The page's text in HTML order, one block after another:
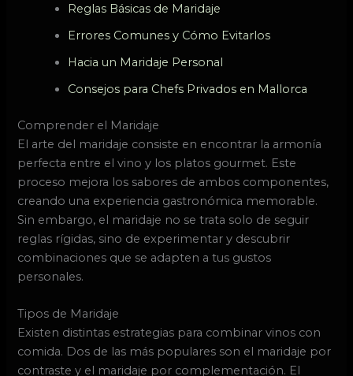
Reglas Básicas de Maridaje
Errores Comunes y Cómo Evitarlos
Hacia un Maridaje Personal
Consejos para Chefs Privados en Mallorca
Comprender el Maridaje
El arte del maridaje consiste en encontrar la armonía
perfecta entre el vino y los platos gourmet. Este
proceso mejora los sabores de ambos componentes,
creando una experiencia gastronómica memorable.
Sin embargo, el maridaje no se trata solo de seguir
reglas rígidas, sino de experimentar y descubrir
combinaciones que se adapten a tus gustos
personales.
Tipos de Maridaje
Existen distintas estrategias para combinar vinos con
comida. Dos de las más populares son el maridaje por
contraste y el maridaje por complementación. El